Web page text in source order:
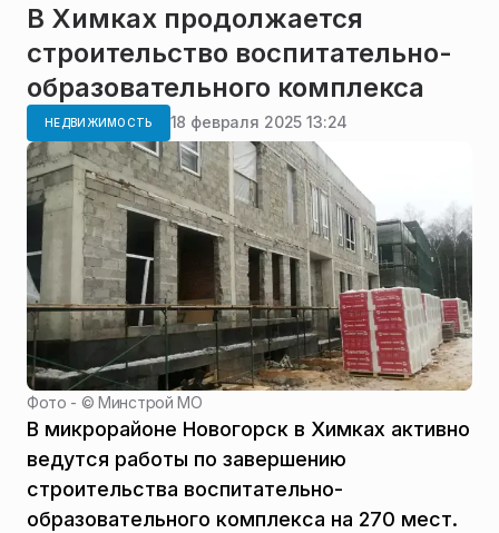
В Химках продолжается
строительство воспитательно-
образовательного комплекса
НЕДВИЖИМОСТЬ 18 февраля 2025 13:24
Фото - ©Минстрой МО
В микрорайоне Новогорск в Химках активно
ведутся работы по завершению
строительства воспитательно-
образовательного комплекса на 270 мест.